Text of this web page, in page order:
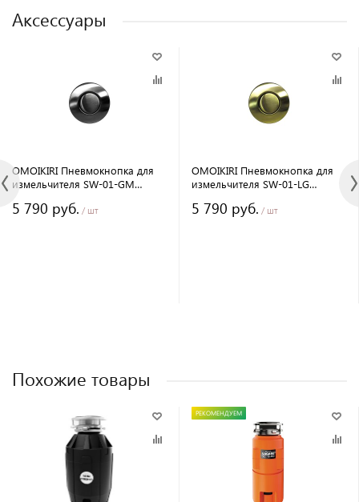
Аксессуары
OMOIKIRI Пневмокнопка для
измельчителя SW-01-GM
5 790 руб. / шт
OMOIKIRI Пневмокнопка для
измельчителя SW-01-LG
5 790 руб. / шт
Похожие товары
РЕКОМЕНДУЕМ